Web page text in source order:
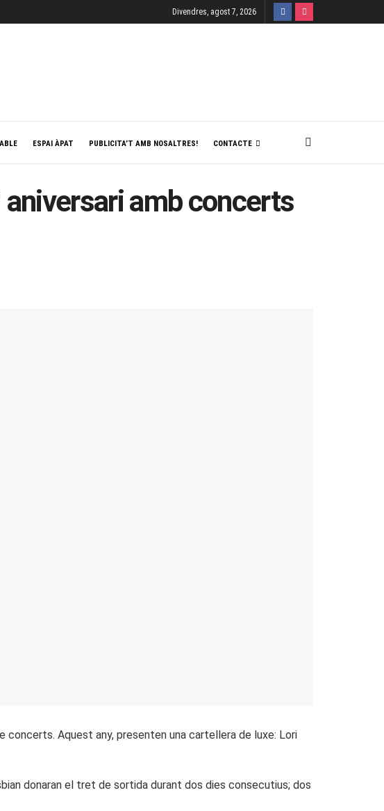
Divendres, agost 7, 2026
ESPAI ÀPAT PUBLICITA’T AMB NOSALTRES! CONTACTE
aniversari amb concerts
concerts. Aquest any, presenten una cartellera de luxe: Lori
donaran el tret de sortida durant dos dies consecutius; dos